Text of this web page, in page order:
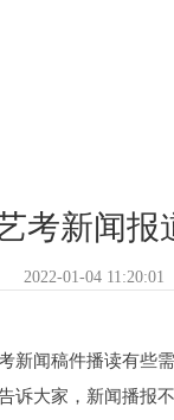
考新闻报
2022-01-04 11:20:01
新闻稿件播读有些
诉大家，新闻播报